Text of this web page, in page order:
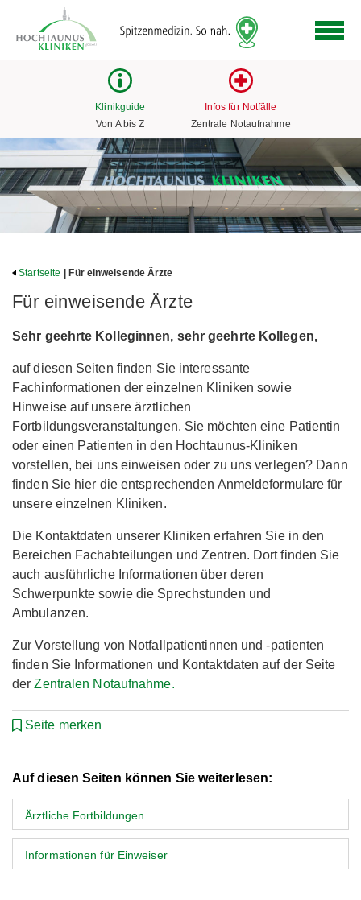
Link
zur
Startseite
Klinikguide
Von A bis Z
Infos für Notfälle
Zentrale Notaufnahme
Startseite | Für einweisende Ärzte
Für einweisende Ärzte
Sehr geehrte Kolleginnen, sehr geehrte Kollegen,
auf diesen Seiten finden Sie interessante
Fachinformationen der einzelnen Kliniken sowie
Hinweise auf unsere ärztlichen
Fortbildungsveranstaltungen. Sie möchten eine Patientin
oder einen Patienten in den Hochtaunus-Kliniken
vorstellen, bei uns einweisen oder zu uns verlegen? Dann
finden Sie hier die entsprechenden Anmeldeformulare für
unsere einzelnen Kliniken.
Die Kontaktdaten unserer Kliniken erfahren Sie in den
Bereichen Fachabteilungen und Zentren. Dort finden Sie
auch ausführliche Informationen über deren
Schwerpunkte sowie die Sprechstunden und
Ambulanzen.
Zur Vorstellung von Notfallpatientinnen und -patienten
finden Sie Informationen und Kontaktdaten auf der Seite
der Zentralen Notaufnahme.
Seite merken
Auf diesen Seiten können Sie weiterlesen:
Ärztliche Fortbildungen
Informationen für Einweiser